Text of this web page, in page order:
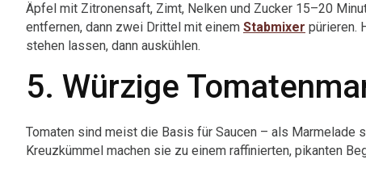
Äpfel mit Zitronensaft, Zimt, Nelken und Zucker 15–20
entfernen, dann zwei Drittel mit einem Stabmixer pürieren.
stehen lassen, dann auskühlen.
5. Würzige
Tomaten sind meist die Basis für Saucen – als Marmelade
Kreuzkümmel machen sie zu einem raffinierten, pikanten